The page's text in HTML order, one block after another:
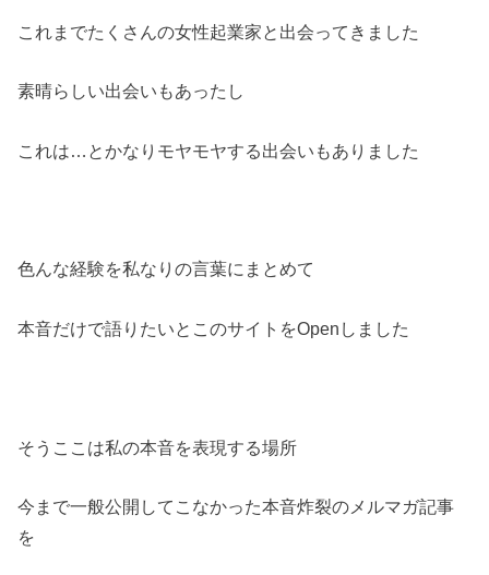
これまでたくさんの女性起業家と出会ってきました
素晴らしい出会いもあったし
これは…とかなりモヤモヤする出会いもありました
色んな経験を私なりの言葉にまとめて
本音だけで語りたいとこのサイトをOpenしました
そうここは私の本音を表現する場所
今まで一般公開してこなかった本音炸裂のメルマガ記事
を